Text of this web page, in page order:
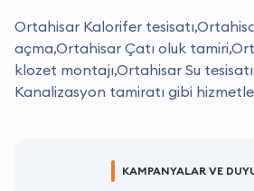
Ortahisar Kalorifer
açma,Ortahisar Çatı oluk
klozet montajı,Ortahisar Su
Kanalizasyon tamiratı gibi
KAMPANYALAR VE